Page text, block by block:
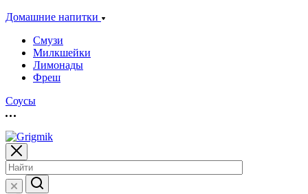
Домашние напитки
Смузи
Милкшейки
Лимонады
Фреш
Соусы